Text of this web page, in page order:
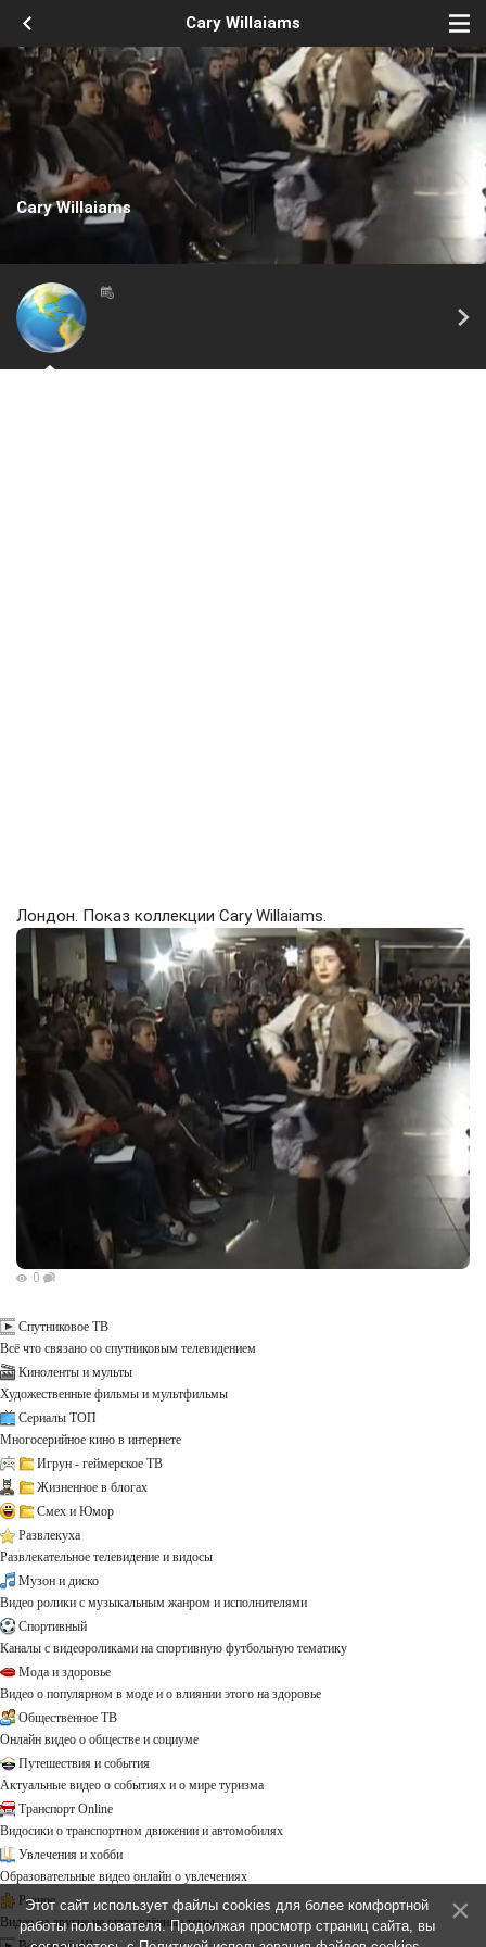
Cary Willaiams
Cary Willaiams
Лондон. Показ коллекции Cary Willaiams.
0
Спутниковое ТВ
Всё что связано со спутниковым телевидением
Киноленты и мульты
Художественные фильмы и мультфильмы
Сериалы ТОП
Многосерийное кино в интернете
Игрун - геймерское ТВ
Жизненное в блогах
Смех и Юмор
Развлекуха
Развлекательное телевидение и видосы
Музон и диско
Видео ролики с музыкальным жанром и исполнителями
Спортивный
Каналы с видеороликами на спортивную футбольную тематику
Мода и здоровье
Видео о популярном в моде и о влиянии этого на здоровье
Общественное ТВ
Онлайн видео о обществе и социуме
Путешествия и события
Актуальные видео о событиях и о мире туризма
Транспорт Online
Видосики о транспортном движении и автомобилях
Увлечения и хобби
Образовательные видео онлайн о увлечениях
Разное
Видео на другие не определённые темы ...
Этот сайт использует файлы cookies для более комфортной
работы пользователя. Продолжая просмотр страниц сайта, вы